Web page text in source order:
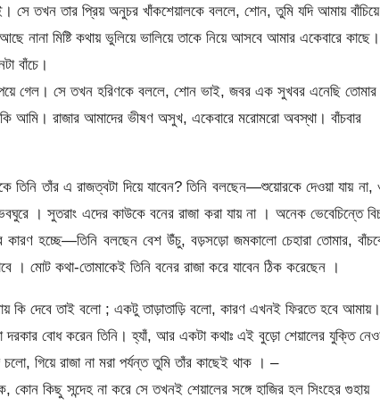
সে তখন তার প্রিয় অনুচর খাঁকশেয়ালকে বললে, শোন, তুমি যদি আমায় বাঁচিয়ে
নানা মিষ্টি কথায় ভুলিয়ে ভালিয়ে তাকে নিয়ে আসবে আমার একেবারে কাছে।
বাঁচে।
গেল। সে তখন হরিণকে বললে, শোন ভাই, জবর এক সুখবর এনেছি
আমি। রাজার আমাদের ভীষণ অসুখ, একেবারে মরোমরো অবস্থা। বাঁচবার
তাঁর এ রাজত্বটা দিয়ে যাবেন? তিনি বলছেন—শুয়োরকে দেওয়া যায় না,
। সুতরাং এদের কাউকে বনের রাজা করা যায় না । অনেক ভেবেচিন্তে
হচ্ছে—তিনি বলছেন বেশ উঁচু, বড়সড়ো জমকালো চেহারা তোমার,
। মোট কথা-তোমাকেই তিনি বনের রাজা করে যাবেন ঠিক করেছেন ।
দেবে তাই বলো ; একটু তাড়াতাড়ি বলো, কারণ এখনই ফিরতে হবে আমায়।
বোধ করেন তিনি। হ্যাঁ, আর একটা কথাঃ এই বুড়ো শেয়ালের যুক্তি
গিয়ে রাজা না মরা পর্যন্ত তুমি তাঁর কাছেই থাক । –
কিছু সন্দেহ না করে সে তখনই শেয়ালের সঙ্গে হাজির হল সিংহের গুহায়